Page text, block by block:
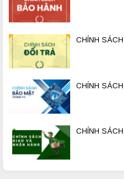
CHÍNH
CHÍNH
CHÍNH